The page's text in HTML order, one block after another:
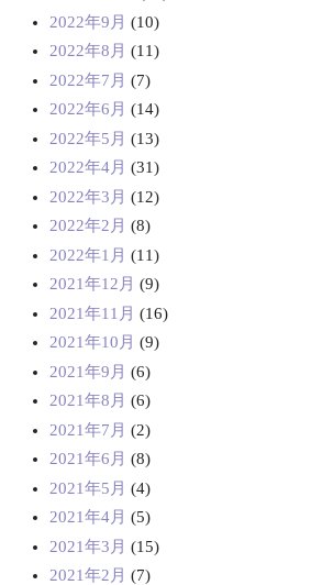
2022年9月 (10)
2022年8月 (11)
2022年7月 (7)
2022年6月 (14)
2022年5月 (13)
2022年4月 (31)
2022年3月 (12)
2022年2月 (8)
2022年1月 (11)
2021年12月 (9)
2021年11月 (16)
2021年10月 (9)
2021年9月 (6)
2021年8月 (6)
2021年7月 (2)
2021年6月 (8)
2021年5月 (4)
2021年4月 (5)
2021年3月 (15)
2021年2月 (7)